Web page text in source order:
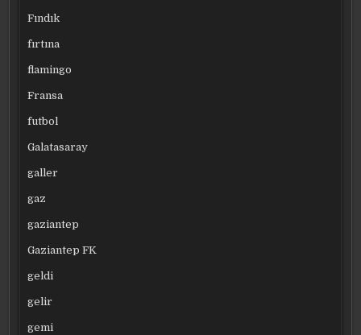
Fındık
fırtına
flamingo
Fransa
futbol
Galatasaray
galler
gaz
gaziantep
Gaziantep FK
geldi
gelir
gemi